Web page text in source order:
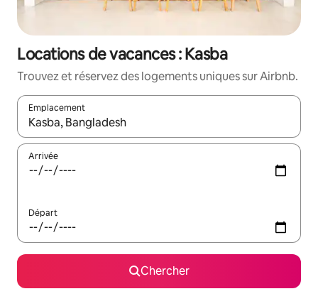
Locations de vacances : Kasba
Trouvez et réservez des logements uniques sur Airbnb.
Emplacement
Quand les résultats sont affichés, parcourez-les en utilisant
Arrivée
Départ
Chercher